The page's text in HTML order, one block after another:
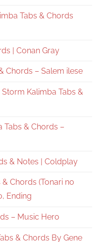
Tabs & Chords
| Conan Gray
Chords – Salem ilese
Kalimba Tabs &
Tabs & Chords –
& Notes | Coldplay
Chords (Tonari no
Ending
– Music Hero
& Chords By Gene